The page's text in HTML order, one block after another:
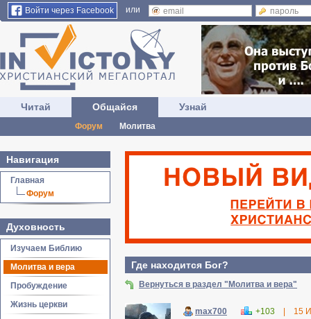
Войти через Facebook или
Читай Общайся
Форум Молитва
Узнай
Навигация
Главная
Форум
Духовность
Изучаем Библию
Молитва и вера
Пробуждение
Жизнь церкви
Где находится Бог?
Вернуться в раздел "Молитва и вера"
max700 +103 15